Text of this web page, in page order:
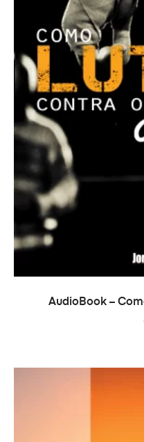
AudioBook –